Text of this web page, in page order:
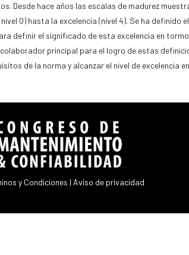
Desde hace años las escalas de madurez
0) hasta la excelencia (nivel 4). Se ha definido
definir el significado de esta excelencia en
principal para el logro de estas
de la norma y alcanzar el nivel de excelencia
y Condiciones | Aviso de privacidad